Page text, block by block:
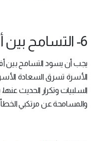
6- التسامح بين أفراد الأسرة:
يجب أن يسود التسامح بين
الأسرة تسرق السعادة
السلبيات وتكرار الحديث
والمسامحة عن مرتكبي